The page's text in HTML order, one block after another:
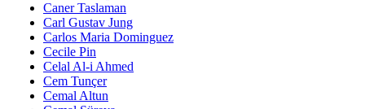
Caner Taslaman
Carl Gustav Jung
Carlos Maria Dominguez
Cecile Pin
Celal Al-i Ahmed
Cem Tunçer
Cemal Altun